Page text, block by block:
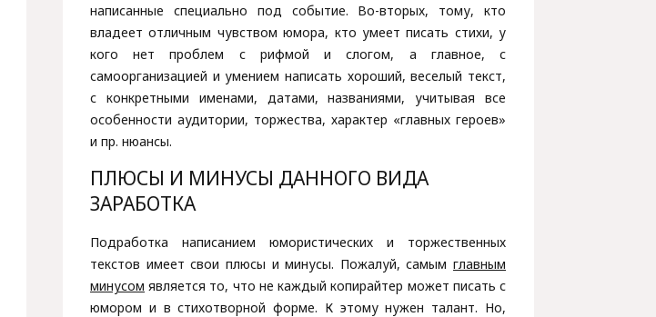
написанные специально под событие. Во-вторых, тому, кто
владеет отличным чувством юмора, кто умеет писать стихи, у
кого нет проблем с рифмой и слогом, а главное, с
самоорганизацией и умением написать хороший, веселый текст,
с конкретными именами, датами, названиями, учитывая все
особенности аудитории, торжества, характер «главных героев»
и пр. нюансы.
ПЛЮСЫ И МИНУСЫ ДАННОГО ВИДА
ЗАРАБОТКА
Подработка написанием юмористических и торжественных
текстов имеет свои плюсы и минусы. Пожалуй, самым главным
минусом является то, что не каждый копирайтер может писать с
юмором и в стихотворной форме. К этому нужен талант. Но,